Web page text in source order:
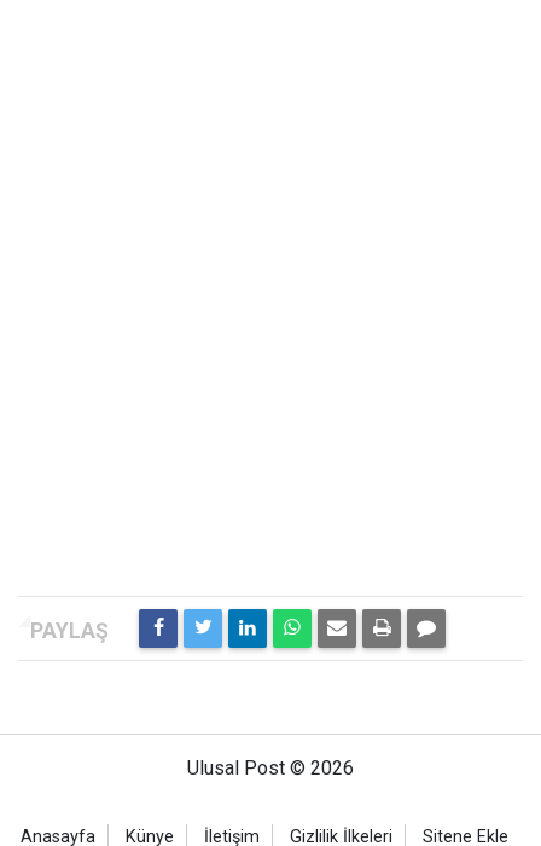
Ulusal Post © 2026
Anasayfa Künye İletişim Gizlilik İlkeleri Sitene Ekle